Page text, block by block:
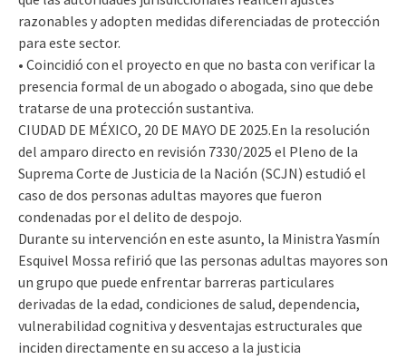
razonables y adopten medidas diferenciadas de protección
para este sector.
• Coincidió con el proyecto en que no basta con verificar la
presencia formal de un abogado o abogada, sino que debe
tratarse de una protección sustantiva.
CIUDAD DE MÉXICO, 20 DE MAYO DE 2025.En la resolución
del amparo directo en revisión 7330/2025 el Pleno de la
Suprema Corte de Justicia de la Nación (SCJN) estudió el
caso de dos personas adultas mayores que fueron
condenadas por el delito de despojo.
Durante su intervención en este asunto, la Ministra Yasmín
Esquivel Mossa refirió que las personas adultas mayores son
un grupo que puede enfrentar barreras particulares
derivadas de la edad, condiciones de salud, dependencia,
vulnerabilidad cognitiva y desventajas estructurales que
inciden directamente en su acceso a la justicia